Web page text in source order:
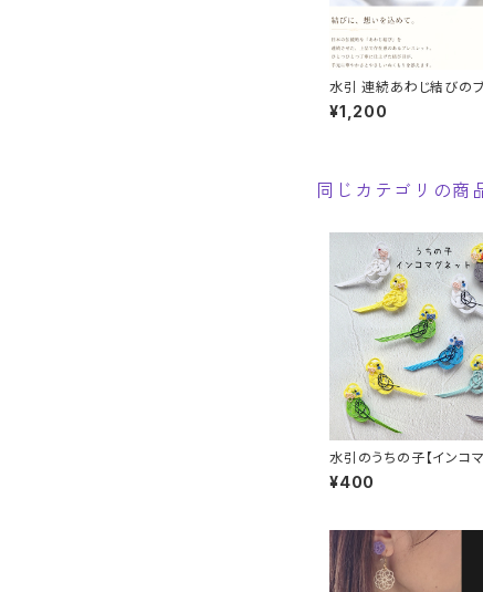
水引 連続あわじ結びのブ
ト
¥1,200
同じカテゴリの商
水引のうちの子【インコ
ト】インテリア お祝い ギフ
¥400